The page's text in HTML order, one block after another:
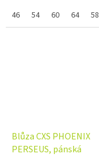
Využijte náš věrnostní
program...
46 54 60 64 58
Blůza CXS PHOENIX
PERSEUS, pánská